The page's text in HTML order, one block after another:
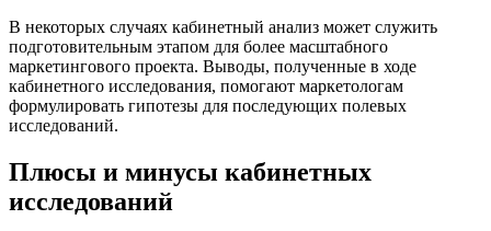
В некоторых случаях кабинетный анализ может служить
подготовительным этапом для более масштабного
маркетингового проекта. Выводы, полученные в ходе
кабинетного исследования, помогают маркетологам
формулировать гипотезы для последующих полевых
исследований.
Плюсы и минусы кабинетных
исследований